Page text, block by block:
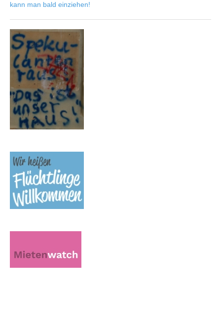
kann man bald einziehen!